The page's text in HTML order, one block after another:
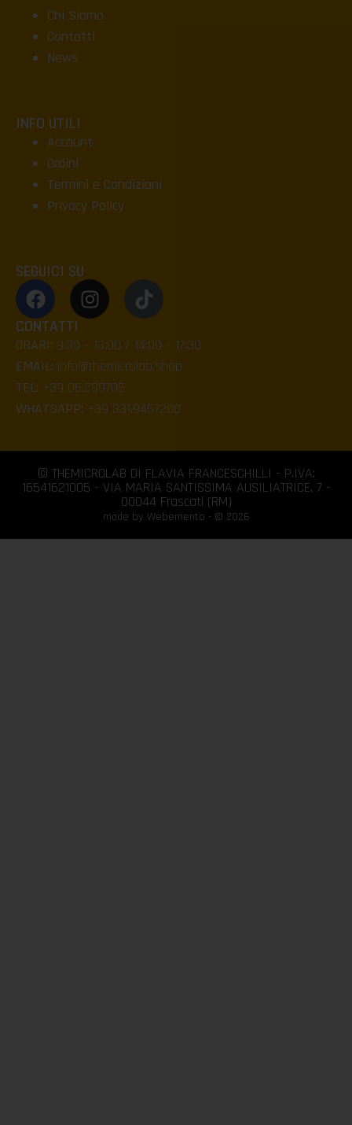
Chi Siamo
Contatti
News
INFO UTILI
Account
Ordini
Termini e Condizioni
Privacy Policy
SEGUICI SU
CONTATTI
ORARI: 9:30 – 13:00 / 14:00 – 17:30
EMAIL: info@themicrolab.shop
TEL: +39 06.299705
WHATSAPP: +39 331.9457200
© THEMICROLAB DI FLAVIA FRANCESCHILLI - P.IVA:
16541621005 - VIA MARIA SANTISSIMA AUSILIATRICE, 7 -
00044 Frascati (RM)
made by Webemento - © 2026